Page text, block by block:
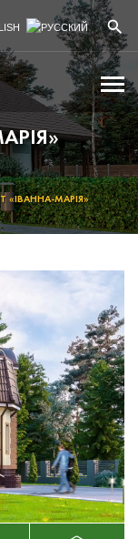
«ІВАННА-МАРІЯ»